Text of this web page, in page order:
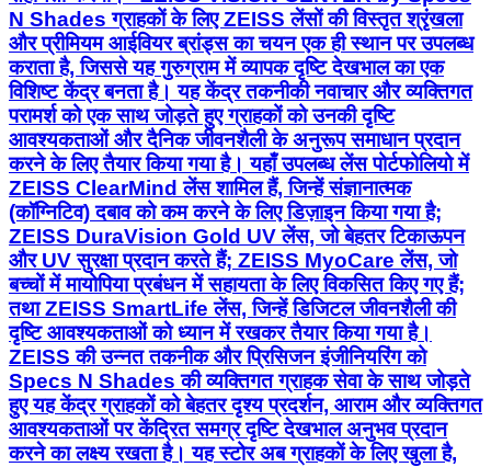
N Shades ग्राहकों के लिए ZEISS लेंसों की विस्तृत श्रृंखला
और प्रीमियम आईवियर ब्रांड्स का चयन एक ही स्थान पर उपलब्ध
कराता है, जिससे यह गुरुग्राम में व्यापक दृष्टि देखभाल का एक
विशिष्ट केंद्र बनता है। यह केंद्र तकनीकी नवाचार और व्यक्तिगत
परामर्श को एक साथ जोड़ते हुए ग्राहकों को उनकी दृष्टि
आवश्यकताओं और दैनिक जीवनशैली के अनुरूप समाधान प्रदान
करने के लिए तैयार किया गया है। यहाँ उपलब्ध लेंस पोर्टफोलियो में
ZEISS ClearMind लेंस शामिल हैं, जिन्हें संज्ञानात्मक
(कॉग्निटिव) दबाव को कम करने के लिए डिज़ाइन किया गया है;
ZEISS DuraVision Gold UV लेंस, जो बेहतर टिकाऊपन
और UV सुरक्षा प्रदान करते हैं; ZEISS MyoCare लेंस, जो
बच्चों में मायोपिया प्रबंधन में सहायता के लिए विकसित किए गए हैं;
तथा ZEISS SmartLife लेंस, जिन्हें डिजिटल जीवनशैली की
दृष्टि आवश्यकताओं को ध्यान में रखकर तैयार किया गया है।
ZEISS की उन्नत तकनीक और प्रिसिजन इंजीनियरिंग को
Specs N Shades की व्यक्तिगत ग्राहक सेवा के साथ जोड़ते
हुए यह केंद्र ग्राहकों को बेहतर दृश्य प्रदर्शन, आराम और व्यक्तिगत
आवश्यकताओं पर केंद्रित समग्र दृष्टि देखभाल अनुभव प्रदान
करने का लक्ष्य रखता है। यह स्टोर अब ग्राहकों के लिए खुला है,